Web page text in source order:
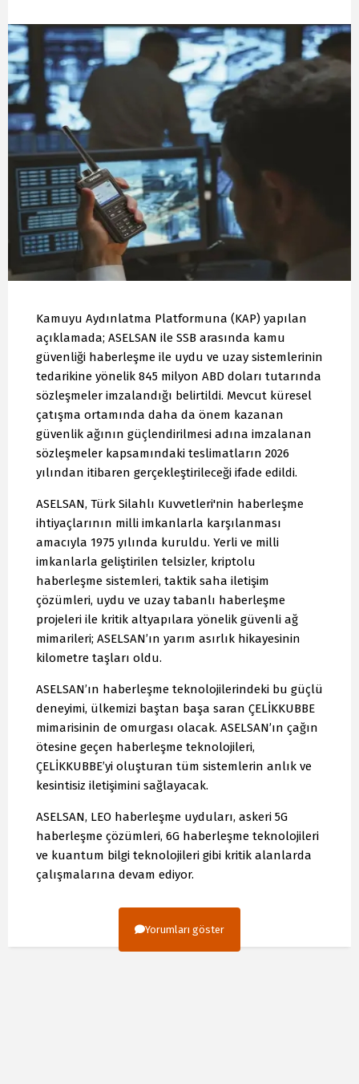
Kamuyu Aydınlatma Platformuna (KAP) yapılan
açıklamada; ASELSAN ile SSB arasında kamu
güvenliği haberleşme ile uydu ve uzay sistemlerinin
tedarikine yönelik 845 milyon ABD doları tutarında
sözleşmeler imzalandığı belirtildi. Mevcut küresel
çatışma ortamında daha da önem kazanan
güvenlik ağının güçlendirilmesi adına imzalanan
sözleşmeler kapsamındaki teslimatların 2026
yılından itibaren gerçekleştirileceği ifade edildi.
ASELSAN, Türk Silahlı Kuvvetleri'nin haberleşme
ihtiyaçlarının milli imkanlarla karşılanması
amacıyla 1975 yılında kuruldu. Yerli ve milli
imkanlarla geliştirilen telsizler, kriptolu
haberleşme sistemleri, taktik saha iletişim
çözümleri, uydu ve uzay tabanlı haberleşme
projeleri ile kritik altyapılara yönelik güvenli ağ
mimarileri; ASELSAN’ın yarım asırlık hikayesinin
kilometre taşları oldu.
ASELSAN’ın haberleşme teknolojilerindeki bu güçlü
deneyimi, ülkemizi baştan başa saran ÇELİKKUBBE
mimarisinin de omurgası olacak. ASELSAN’ın çağın
ötesine geçen haberleşme teknolojileri,
ÇELİKKUBBE’yi oluşturan tüm sistemlerin anlık ve
kesintisiz iletişimini sağlayacak.
ASELSAN, LEO haberleşme uyduları, askeri 5G
haberleşme çözümleri, 6G haberleşme teknolojileri
ve kuantum bilgi teknolojileri gibi kritik alanlarda
çalışmalarına devam ediyor.
Yorumları göster